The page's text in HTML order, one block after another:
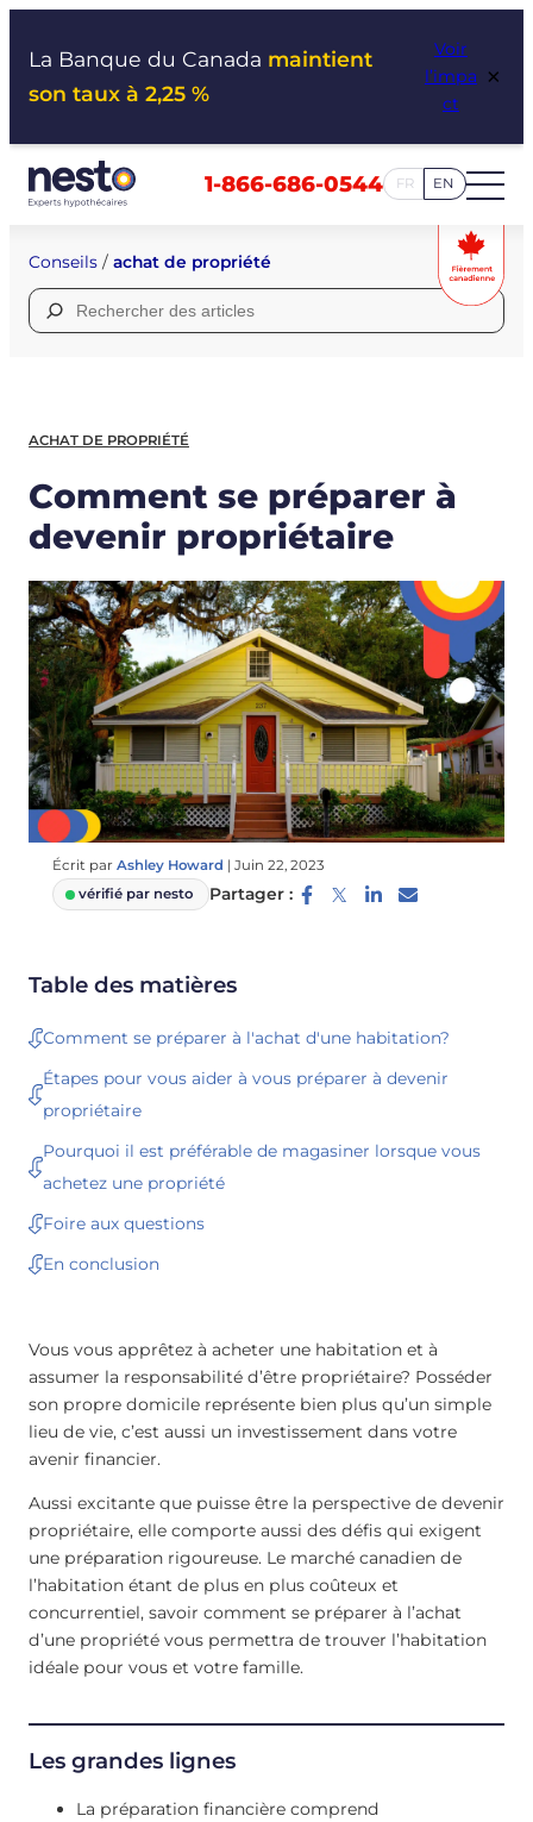
La Banque du Canada maintient
son taux à 2,25 %
Voir
l’impa
ct
×
1-866-686-0544 FR EN
Conseils / achat de propriété
Rechercher :
ACHAT DE PROPRIÉTÉ
Comment se préparer à
devenir propriétaire
Écrit par Ashley Howard | Juin 22, 2023
vérifié par nesto
Partager :
Table des matières
Comment se préparer à l'achat d'une habitation?
Étapes pour vous aider à vous préparer à devenir
propriétaire
Pourquoi il est préférable de magasiner lorsque vous
achetez une propriété
Foire aux questions
En conclusion
Vous vous apprêtez à acheter une habitation et à
assumer la responsabilité d’être propriétaire? Posséder
son propre domicile représente bien plus qu’un simple
lieu de vie, c’est aussi un investissement dans votre
avenir financier.
Aussi excitante que puisse être la perspective de devenir
propriétaire, elle comporte aussi des défis qui exigent
une préparation rigoureuse. Le marché canadien de
l’habitation étant de plus en plus coûteux et
concurrentiel, savoir comment se préparer à l’achat
d’une propriété vous permettra de trouver l’habitation
idéale pour vous et votre famille.
Les grandes lignes
La préparation financière comprend